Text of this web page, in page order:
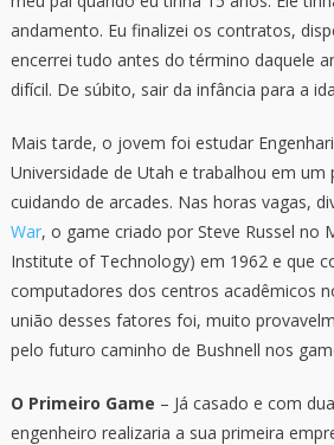
andamento. Eu finalizei os contratos,
encerrei tudo antes do término daquele
difícil. De súbito, sair da infância para a
Mais tarde, o jovem foi estudar
Universidade de Utah e trabalhou em um
cuidando de arcades. Nas horas vagas,
War, o game criado por Steve Russel no
Institute of Technology) em 1962 e que
computadores dos centros acadêmicos
união desses fatores foi, muito
pelo futuro caminho de Bushnell nos
O Primeiro Game – Já casado e com
engenheiro realizaria a sua primeira